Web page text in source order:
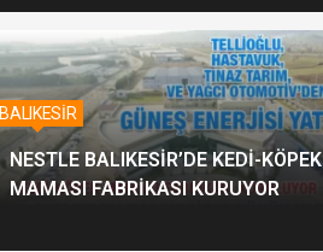
NESTLE BALIKESİR’DE KEDİ-KÖPEK
MAMASI FABRİKASI KURUYOR
BALIKESİR